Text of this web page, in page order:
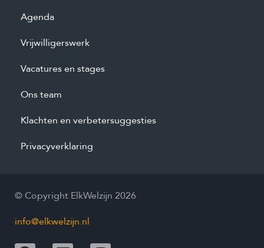
Agenda
Vrijwilligerswerk
Vacatures en stages
Ons team
Klachten en verbetersuggesties
Privacyverklaring
© Copyright ElkWelzijn 2026
info@elkwelzijn.nl